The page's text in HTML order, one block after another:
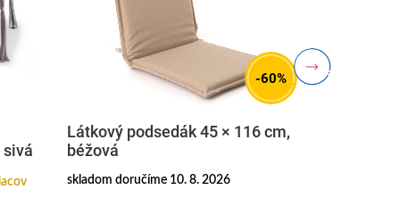
sivá
-60%
Látkový podsedák 45 × 116 cm,
béžová
skladom doručíme 10. 8. 2026